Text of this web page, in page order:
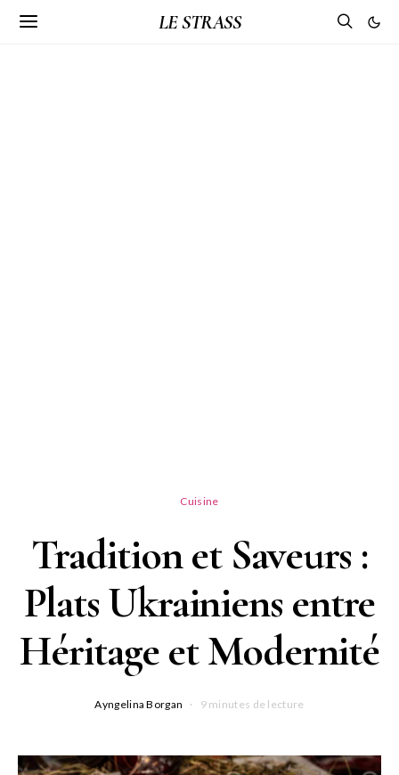
LE STRASS
Cuisine
Tradition et Saveurs :
Plats Ukrainiens entre
Héritage et Modernité
Ayngelina Borgan 9 minutes de lecture